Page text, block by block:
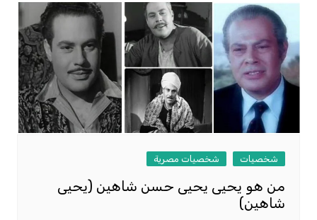
شخصيات شخصيات مصرية
من هو يحيى يحيى حسن شاهين (يحيى
شاهين)